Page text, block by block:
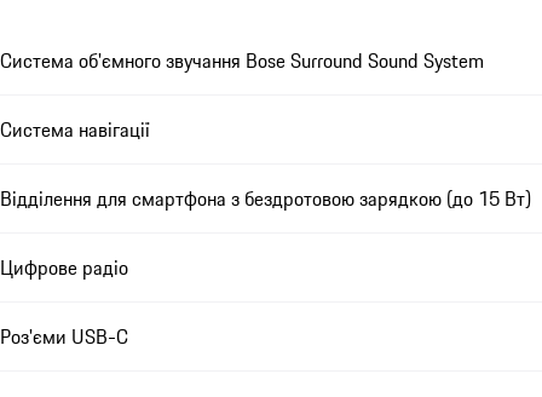
Система об'ємного звучання Bose Surround Sound System
Система навігації
Відділення для смартфона з бездротовою зарядкою (до 15 Вт)
Цифрове радіо
Роз'єми USB-C